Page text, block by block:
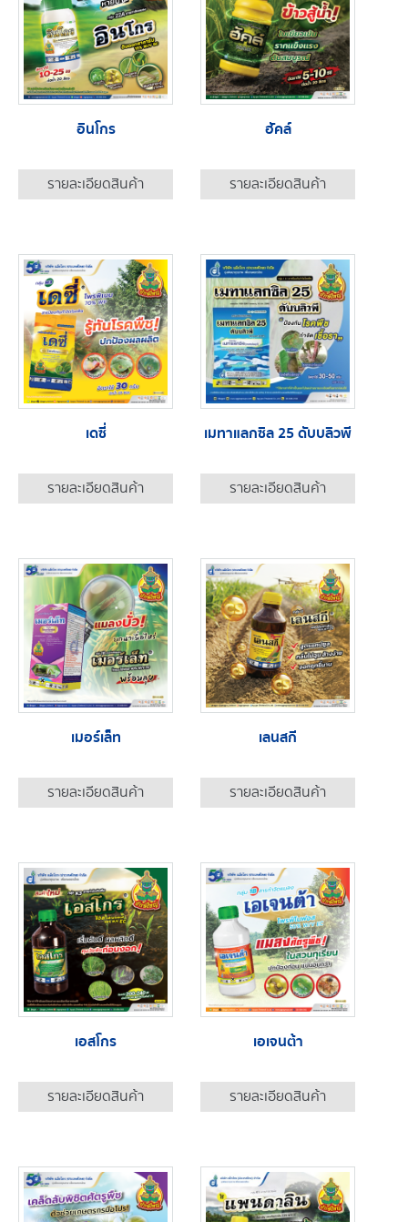
อินโกร
รายละเอียดสินค้า
ฮัคล์
รายละเอียดสินค้า
เดซี่
รายละเอียดสินค้า
เมทาแลกซิล 25 ดับบลิวพี
รายละเอียดสินค้า
เมอร์เล็ท
รายละเอียดสินค้า
เลนสกี
รายละเอียดสินค้า
เอสโกร
รายละเอียดสินค้า
เอเจนต้า
รายละเอียดสินค้า